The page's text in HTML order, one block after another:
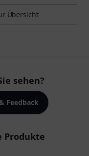
Übersicht
sehen?
Feedback
Produkte